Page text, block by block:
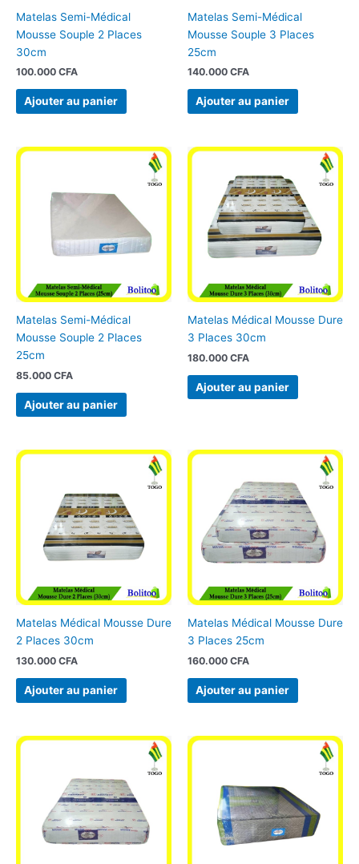
Matelas Semi-Médical
Mousse Souple 2 Places
30cm
100.000 CFA
Ajouter au panier
Matelas Semi-Médical
Mousse Souple 3 Places
25cm
140.000 CFA
Ajouter au panier
Matelas Semi-Médical
Mousse Souple 2 Places
25cm
85.000 CFA
Ajouter au panier
Matelas Médical Mousse Dure
3 Places 30cm
180.000 CFA
Ajouter au panier
Matelas Médical Mousse Dure
2 Places 30cm
130.000 CFA
Ajouter au panier
Matelas Médical Mousse Dure
3 Places 25cm
160.000 CFA
Ajouter au panier